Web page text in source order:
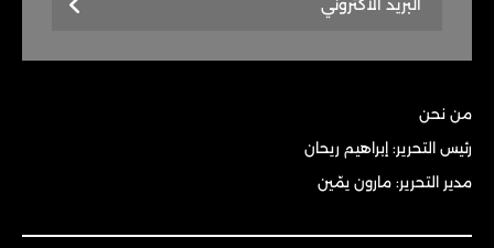
من نحن
رئيس التحرير: إبراهيم ريحان
مدير التحرير: مارون يمّين